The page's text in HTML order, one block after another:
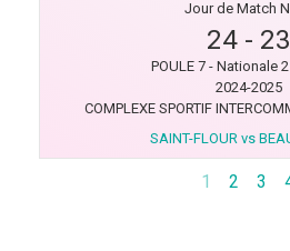
Jour de Match
24 - 23
POULE 7 - Nationale
2024-2025
COMPLEXE SPORTIF
SAINT-FLOUR vs
1 2 3